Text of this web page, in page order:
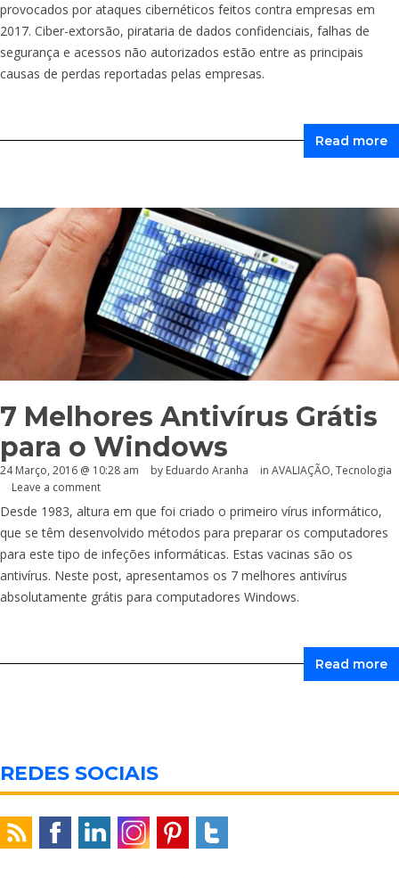
provocados por ataques cibernéticos feitos contra empresas em
2017. Ciber-extorsão, pirataria de dados confidenciais, falhas de
segurança e acessos não autorizados estão entre as principais
causas de perdas reportadas pelas empresas.
Read more
7 Melhores Antivírus Grátis
para o Windows
24 Março, 2016 @ 10:28 am by Eduardo Aranha in AVALIAÇÃO, Tecnologia
Leave a comment
Desde 1983, altura em que foi criado o primeiro vírus informático,
que se têm desenvolvido métodos para preparar os computadores
para este tipo de infeções informáticas. Estas vacinas são os
antivírus. Neste post, apresentamos os 7 melhores antivírus
absolutamente grátis para computadores Windows.
Read more
REDES SOCIAIS